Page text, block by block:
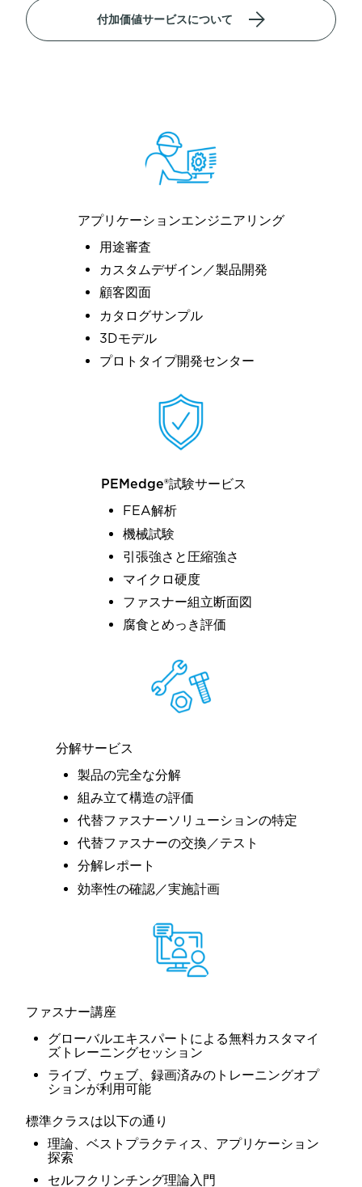
付加価値サービスについて
アプリケーションエンジニアリング
用途審査
カスタムデザイン／製品開発
顧客図面
カタログサンプル
3Dモデル
プロトタイプ開発センター
PEMedge®試験サービス
FEA解析
機械試験
引張強さと圧縮強さ
マイクロ硬度
ファスナー組立断面図
腐食とめっき評価
分解サービス
製品の完全な分解
組み立て構造の評価
代替ファスナーソリューションの特定
代替ファスナーの交換／テスト
分解レポート
効率性の確認／実施計画
ファスナー講座
グローバルエキスパートによる無料カスタマイ
ズトレーニングセッション
ライブ、ウェブ、録画済みのトレーニングオプ
ションが利用可能
標準クラスは以下の通り
理論、ベストプラクティス、アプリケーション
探索
セルフクリンチング理論入門